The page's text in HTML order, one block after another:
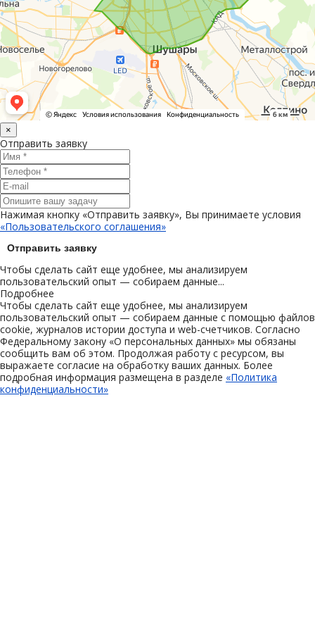
×
Отправить заявку
Нажимая кнопку «Отправить заявку», Вы принимаете условия
«Пользовательского соглашения»
Отправить заявку
Чтобы сделать сайт еще удобнее, мы анализируем
пользовательский опыт — собираем данные...
Подробнее
Чтобы сделать сайт еще удобнее, мы анализируем
пользовательский опыт — собираем данные с помощью файлов
cookie, журналов истории доступа и web-счетчиков. Согласно
Федеральному закону «О персональных данных» мы обязаны
сообщить вам об этом. Продолжая работу с ресурсом, вы
выражаете согласие на обработку ваших данных. Более
подробная информация размещена в разделе «Политика
конфиденциальности»